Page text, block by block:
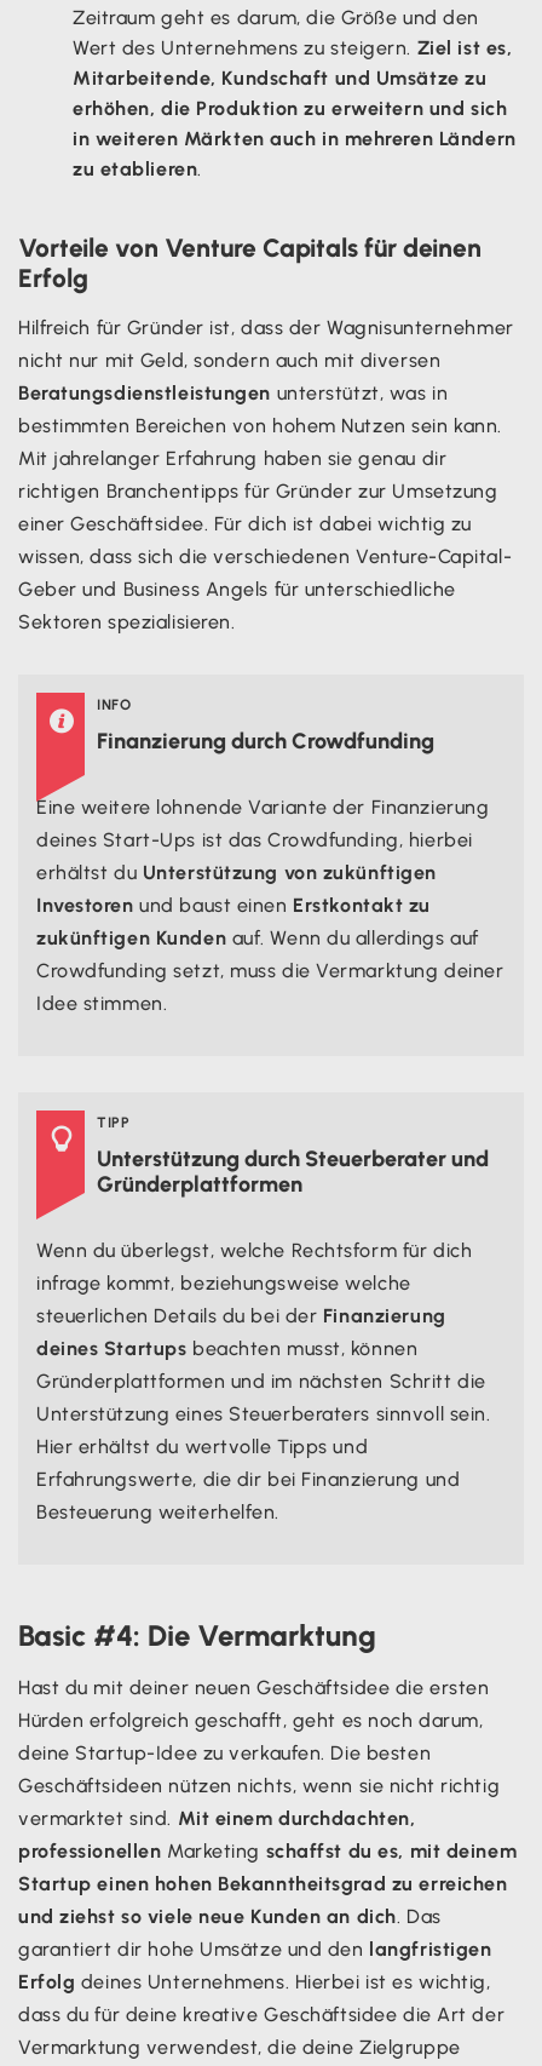
Zeitraum geht es darum, die Größe und den
Wert des Unternehmens zu steigern. Ziel ist es,
Mitarbeitende, Kundschaft und Umsätze zu
erhöhen, die Produktion zu erweitern und sich
in weiteren Märkten auch in mehreren Ländern
zu etablieren.
Vorteile von Venture Capitals für deinen
Erfolg
Hilfreich für Gründer ist, dass der Wagnisunternehmer
nicht nur mit Geld, sondern auch mit diversen
Beratungsdienstleistungen unterstützt, was in
bestimmten Bereichen von hohem Nutzen sein kann.
Mit jahrelanger Erfahrung haben sie genau dir
richtigen Branchentipps für Gründer zur Umsetzung
einer Geschäftsidee. Für dich ist dabei wichtig zu
wissen, dass sich die verschiedenen Venture-Capital-
Geber und Business Angels für unterschiedliche
Sektoren spezialisieren.
 INFO
Finanzierung durch Crowdfunding
Eine weitere lohnende Variante der Finanzierung
deines Start-Ups ist das Crowdfunding, hierbei
erhältst du Unterstützung von zukünftigen
Investoren und baust einen Erstkontakt zu
zukünftigen Kunden auf. Wenn du allerdings auf
Crowdfunding setzt, muss die Vermarktung deiner
Idee stimmen.
 TIPP
Unterstützung durch Steuerberater und
Gründerplattformen
Wenn du überlegst, welche Rechtsform für dich
infrage kommt, beziehungsweise welche
steuerlichen Details du bei der Finanzierung
deines Startups beachten musst, können
Gründerplattformen und im nächsten Schritt die
Unterstützung eines Steuerberaters sinnvoll sein.
Hier erhältst du wertvolle Tipps und
Erfahrungswerte, die dir bei Finanzierung und
Besteuerung weiterhelfen.
Basic #4: Die Vermarktung
Hast du mit deiner neuen Geschäftsidee die ersten
Hürden erfolgreich geschafft, geht es noch darum,
deine Startup-Idee zu verkaufen. Die besten
Geschäftsideen nützen nichts, wenn sie nicht richtig
vermarktet sind. Mit einem durchdachten,
professionellen Marketing schaffst du es, mit deinem
Startup einen hohen Bekanntheitsgrad zu erreichen
und ziehst so viele neue Kunden an dich. Das
garantiert dir hohe Umsätze und den langfristigen
Erfolg deines Unternehmens. Hierbei ist es wichtig,
dass du für deine kreative Geschäftsidee die Art der
Vermarktung verwendest, die deine Zielgruppe